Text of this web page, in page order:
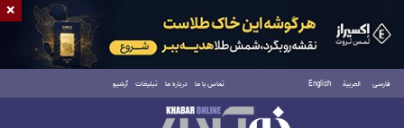
فارسی العربية English تماس با ما درباره ما تبلیغات آرشیو
شنبه ۱۷ مرداد ۱۴۰۵
×